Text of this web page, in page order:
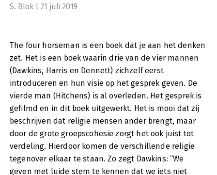
S. Blok | 21 juli 2019
The four horseman is een boek dat je aan het denken
zet. Het is een boek waarin drie van de vier mannen
(Dawkins, Harris en Dennett) zichzelf eerst
introduceren en hun visie op het gesprek geven. De
vierde man (Hitchens) is al overleden. Het gesprek is
gefilmd en in dit boek uitgewerkt. Het is mooi dat zij
beschrijven dat religie mensen ander brengt, maar
door de grote groepscohesie zorgt het ook juist tot
verdeling. Hierdoor komen de verschillende religie
tegenover elkaar te staan. Zo zegt Dawkins: “We
geven met luide stem te kennen dat we iets niet